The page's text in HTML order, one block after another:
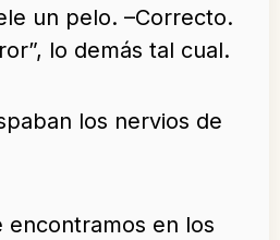
un pelo. –Correcto.
lo demás tal cual.
los nervios de
encontramos en los